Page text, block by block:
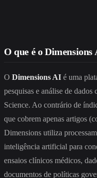
O que é o Dimensions
O Dimensions AI é uma
pesquisas e análise de
Science. Ao contrário de
que cobrem apenas artigos
Dimensions utiliza
inteligência artificial para
ensaios clínicos médicos,
documentos de políticas